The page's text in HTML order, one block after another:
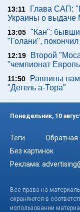
13:11
Глава САП:
Украины о выдаче
13:05 "Кан":
"Голани",
12:19
Второй
"чемпионат
11:50
Раввины
"Дегель а-Тора"
Понедельник, 10
Теги Обратная
Без картинок
Реклама:
Все права на
охраняются в
использовании